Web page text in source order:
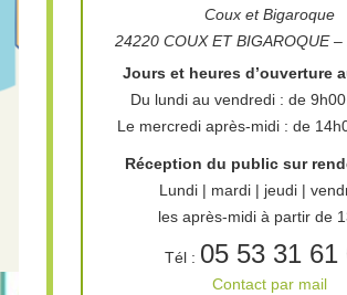
Procédure de
Coux et Bigaroque
24220 COUX ET BIGAROQUE –
Jours et heures d’ouverture
Du lundi au vendredi : de
Le mercredi après-midi : de
Réception du public sur
Lundi | mardi | jeudi |
les après-midi à partir de
Tél : 05 53 31 61
Contact par mail